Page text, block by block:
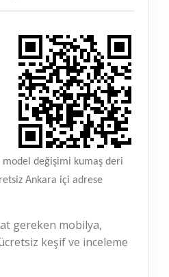
model değişimi kumaş deri
Ankara içi adrese
gereken mobilya,
keşif ve inceleme